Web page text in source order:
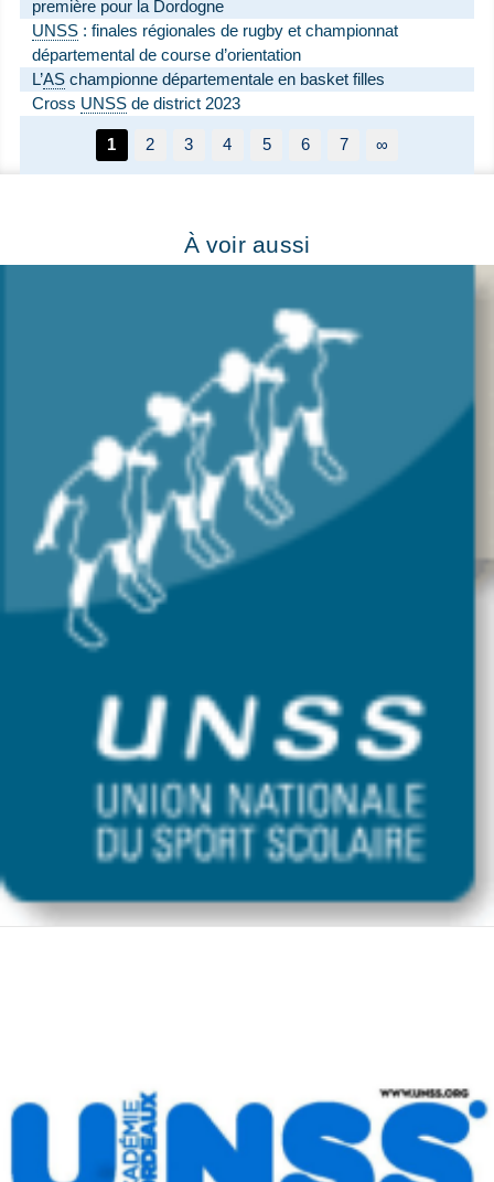
première pour la Dordogne
UNSS: finales régionales de rugby et championnat
départemental de course d’orientation
L’ASchampionne départementale en basket filles
Cross UNSSde district 2023
1 2 3 4 5 6 7 ∞
À voir aussi